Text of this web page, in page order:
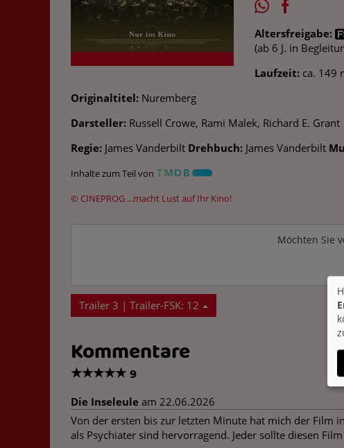
Altersfreigabe:
(ab 6 J. in
Laufzeit: ca. 149
Originaltitel: Nuremberg
Darsteller: Russell Crowe, Rami Malek, Richard E. Grant
Regie: James Vanderbilt Drehbuch: James Vanderbilt
Inhalte zum Teil von
© CINEPROG ...macht Lust auf Ihr Kino!
Möchten Sie
Trailer 3 | Trailer-FSK: 12
Kommentare
★★★★★9
Die Inseleule am 22.06.2026
Von der ersten bis zur letzten Minute hat mich der Film
als Psychiater sind hervorragend. Jeder sollte diesen